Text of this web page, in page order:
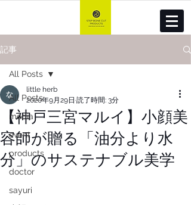
記事
All Posts
media
event
products
doctor
sayuri
All Posts
【神戸三宮マルイ】小顔美
容師が贈る「油分より水
分」のサステナブル美学
little herb
2020年9月29日 読了時間: 3分